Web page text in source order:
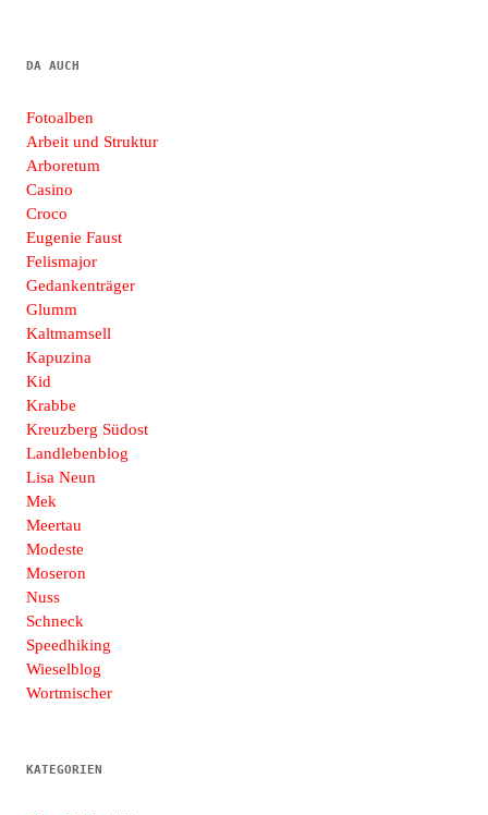
DA AUCH
Fotoalben
Arbeit und Struktur
Arboretum
Casino
Croco
Eugenie Faust
Felismajor
Gedankenträger
Glumm
Kaltmamsell
Kapuzina
Kid
Krabbe
Kreuzberg Südost
Landlebenblog
Lisa Neun
Mek
Meertau
Modeste
Moseron
Nuss
Schneck
Speedhiking
Wieselblog
Wortmischer
KATEGORIEN